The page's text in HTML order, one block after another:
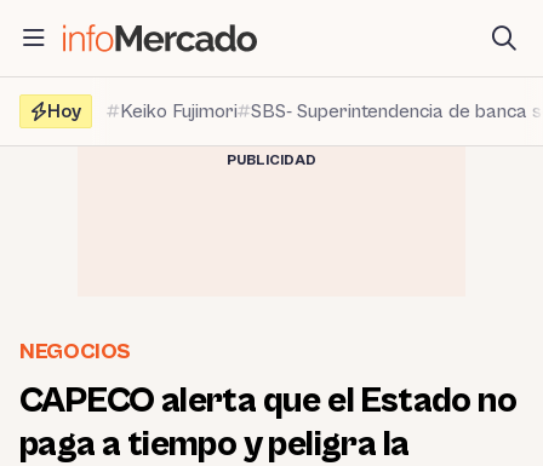
contenido
Hoy
Keiko Fujimori SBS- Superintendencia de banca
PUBLICIDAD
NEGOCIOS
CAPECO alerta que el Estado no
paga a tiempo y peligra la